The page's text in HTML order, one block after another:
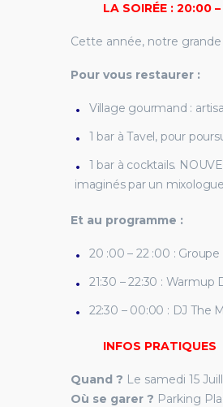
LA SOIRÉE : 20:00
Cette année, notre
Pour vous restaurer :
Village gourmand :
1 bar à Tavel, pour
1 bar à cocktails.
imaginés par un
Et au programme :
20 :00 – 22 :00 :
21:30 – 22:30 : Warmup
22:30 – 00:00 : DJ The
INFOS PRATIQUES
Quand ? Le samedi 15
Où se garer ? Parking